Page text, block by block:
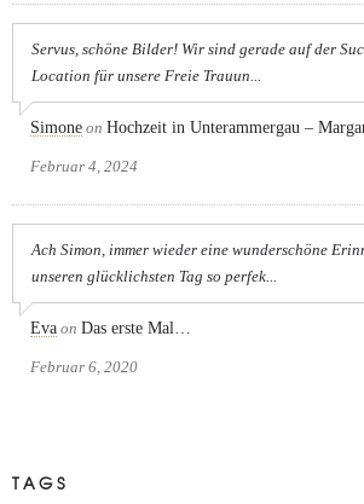
Servus, schöne Bilder! Wir sind gerade auf der
Location für unsere Freie Trauun...
Simone on Hochzeit in Unterammergau –
Februar 4, 2024
Ach Simon, immer wieder eine wunderschöne
unseren glücklichsten Tag so perfek...
Eva on Das erste Mal…
Februar 6, 2020
TAGS